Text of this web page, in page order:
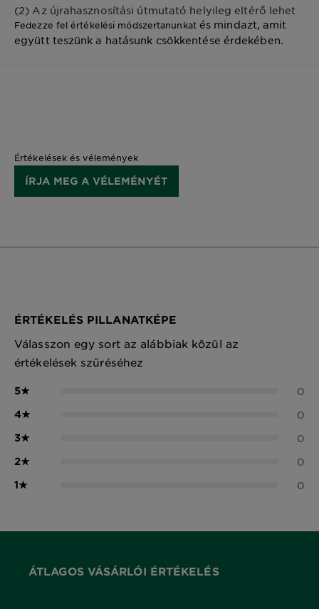
(2) Az újrahasznosítási útmutató helyileg eltérő lehet
Fedezze fel értékelési módszertanunkatés mindazt, amit
együtt teszünk a hatásunk csökkentése érdekében.
Értékelések és vélemények
ÍRJA MEG A VÉLEMÉNYÉT
ÉRTÉKELÉS PILLANATKÉPE
Válasszon egy sort az alábbiak közül az
értékelések szűréséhez
5★ 0
4★ 0
3★ 0
2★ 0
1★ 0
ÁTLAGOS VÁSÁRLÓI ÉRTÉKELÉS